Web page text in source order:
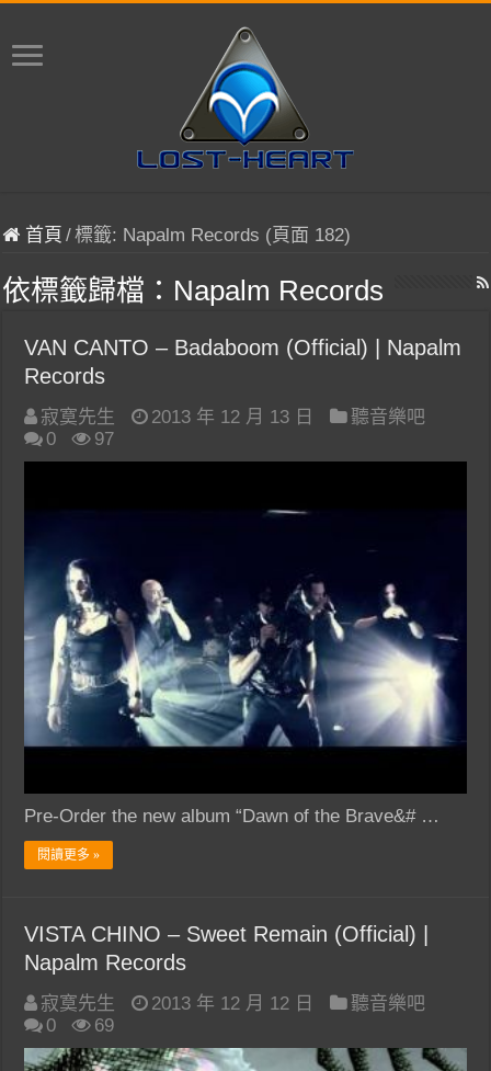
首頁 /標籤: Napalm Records (頁面 182)
依標籤歸檔： Napalm Records
VAN CANTO – Badaboom (Official) | Napalm
Records
寂寞先生 2013 年 12 月 13 日
聽音樂吧
0
97
Pre-Order the new album “Dawn of the Brave&# …
閱讀更多 »
VISTA CHINO – Sweet Remain (Official) |
Napalm Records
寂寞先生 2013 年 12 月 12 日
聽音樂吧
0
69